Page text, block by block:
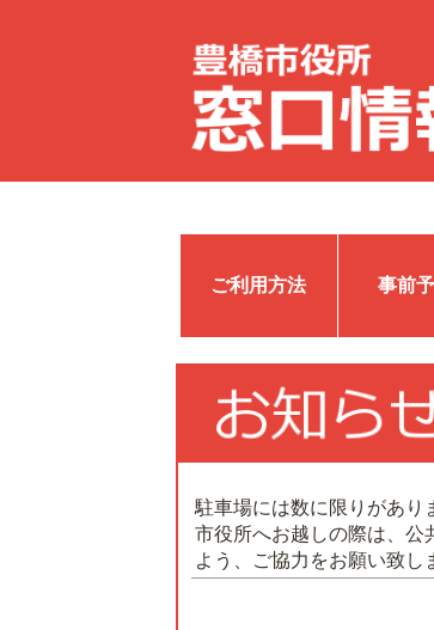
ご利用方法 事前
駐車場には数に限りがあり
市役所へお越しの際は、公
よう、ご協力をお願い致し